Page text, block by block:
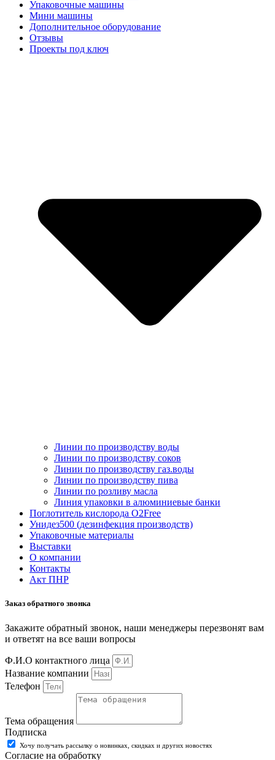
Упаковочные машины
Мини машины
Дополнительное оборудование
Отзывы
Проекты под ключ
Линии по производству воды
Линии по производству соков
Линии по производству газ.воды
Линии по производству пива
Линии по розливу масла
Линия упаковки в алюминиевые банки
Поглотитель кислорода O2Free
Унидез500 (дезинфекция производств)
Упаковочные материалы
Выставки
О компании
Контакты
Акт ПНР
Заказ обратного звонка
Закажите обратный звонок, наши менеджеры перезвонят вам
и ответят на все ваши вопросы
Ф.И.О контактного лица
Название компании
Телефон
Тема обращения
Подписка
Хочу получать рассылку о новинках, скидках и других новостях
Согласие на обработку